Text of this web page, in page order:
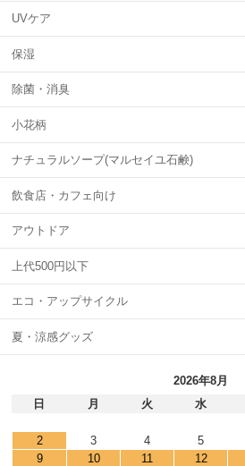
UVケア
保湿
除菌・消臭
小花柄
ナチュラルソープ(マルセイユ石鹸)
飲食店・カフェ向け
アウトドア
上代500円以下
エコ・アップサイクル
夏・涼感グッズ
2026年8月
日
月 火 水
2
3 4 5
9
10 11 12